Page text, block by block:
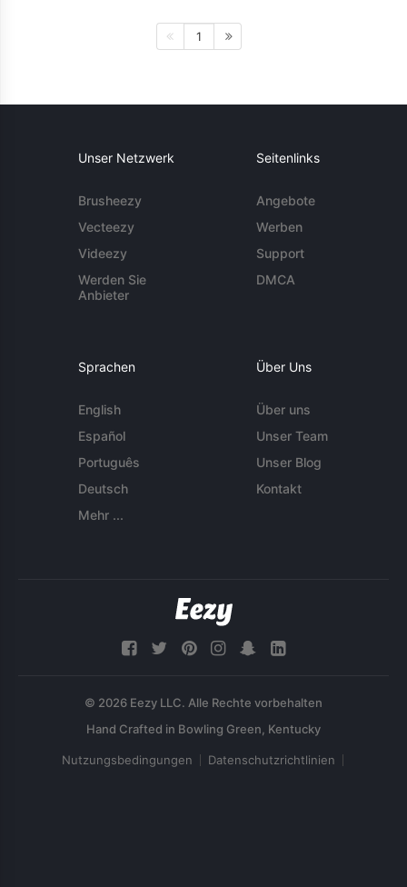
1
Unser Netzwerk
Brusheezy
Vecteezy
Videezy
Werden Sie
Anbieter
Seitenlinks
Angebote
Werben
Support
DMCA
Sprachen
English
Español
Português
Deutsch
Mehr ...
Über Uns
Über uns
Unser Team
Unser Blog
Kontakt
© 2026 Eezy LLC. Alle Rechte vorbehalten
Nutzungsbedingungen Datenschutzrichtlinien